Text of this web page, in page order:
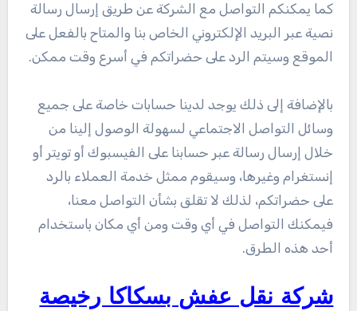
كما يمكنكم التواصل مع الشركة عن طريق إرسال رسالة
نصية عبر البريد الإلكتروني الخاص بنا والمتاح بالفعل على
الموقع وسيتم الرد على حضراتكم في أسرع وقت ممكن.
بالإضافة إلى ذلك يوجد لدينا حسابات خاصة على جميع
وسائل التواصل الاجتماعي لسهولة الوصول إلينا من
خلال إرسال رسالة عبر حسابنا على الفيسبوك أو تويتر أو
إنستغرام وغيرها، وسيقوم ممثل خدمة العملاء بالرد
على حضراتكم، لذلك لا تقلق بشأن التواصل معنا،
فيمكنك التواصل في أي وقت ومن أي مكان باستخدام
أحد هذه الطرق.
شركة نقل عفش بسكاكا رخيصة